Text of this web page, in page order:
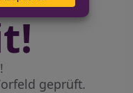
geprüft.